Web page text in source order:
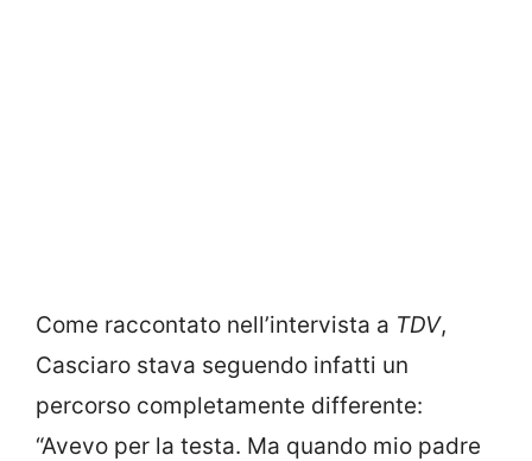
Come raccontato nell’intervista a TDV,
Casciaro stava seguendo infatti un
percorso completamente differente:
“Avevo per la testa. Ma quando mio padre